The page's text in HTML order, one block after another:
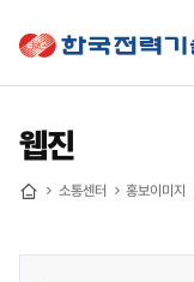
웹진
소통센터 홍보이미지